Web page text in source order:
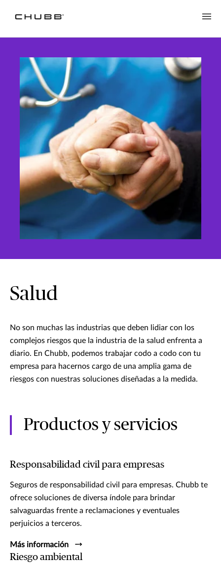
Salud
No son muchas las industrias que deben lidiar con los
complejos riesgos que la industria de la salud enfrenta a
diario. En Chubb, podemos trabajar codo a codo con tu
empresa para hacernos cargo de una amplia gama de
riesgos con nuestras soluciones diseñadas a la medida.
Productos y servicios
Responsabilidad civil para empresas
Seguros de responsabilidad civil para empresas. Chubb te
ofrece soluciones de diversa índole para brindar
salvaguardas frente a reclamaciones y eventuales
perjuicios a terceros.
Más información
Riesgo ambiental